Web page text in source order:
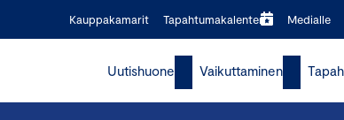
Kauppakamarit Tapahtumakalenteri Medialle
Uutishuone Vaikuttaminen